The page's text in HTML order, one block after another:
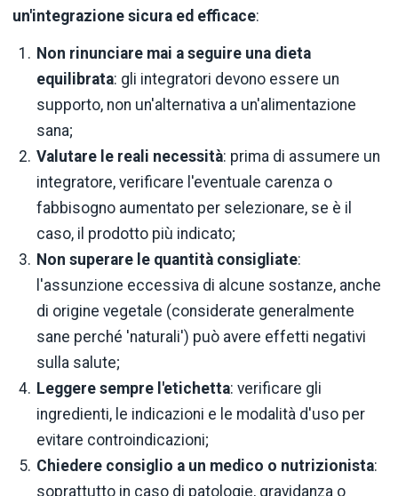
un'integrazione sicura ed efficace:
Non rinunciare mai a seguire una dieta
equilibrata: gli integratori devono essere un
supporto, non un'alternativa a un'alimentazione
sana;
Valutare le reali necessità: prima di assumere un
integratore, verificare l'eventuale carenza o
fabbisogno aumentato per selezionare, se è il
caso, il prodotto più indicato;
Non superare le quantità consigliate:
l'assunzione eccessiva di alcune sostanze, anche
di origine vegetale (considerate generalmente
sane perché 'naturali') può avere effetti negativi
sulla salute;
Leggere sempre l'etichetta: verificare gli
ingredienti, le indicazioni e le modalità d'uso per
evitare controindicazioni;
Chiedere consiglio a un medico o nutrizionista:
soprattutto in caso di patologie, gravidanza o